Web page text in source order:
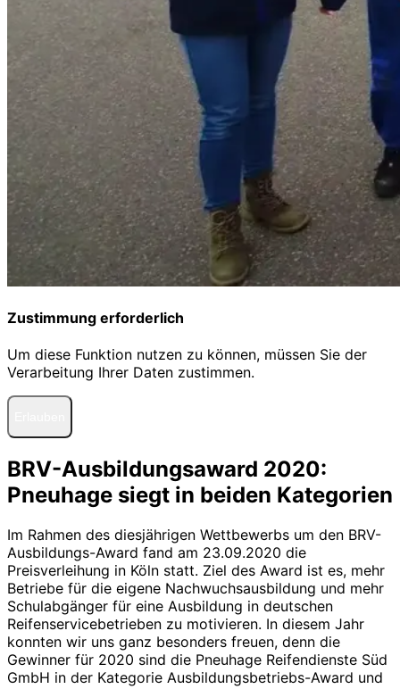
Zustimmung erforderlich
Um diese Funktion nutzen zu können, müssen Sie der
Verarbeitung Ihrer Daten zustimmen.
BRV-Ausbildungsaward 2020:
Pneuhage siegt in beiden Kategorien
Im Rahmen des diesjährigen Wettbewerbs um den BRV-
Ausbildungs-Award fand am 23.09.2020 die
Preisverleihung in Köln statt. Ziel des Award ist es, mehr
Betriebe für die eigene Nachwuchsausbildung und mehr
Schulabgänger für eine Ausbildung in deutschen
Reifenservicebetrieben zu motivieren. In diesem Jahr
konnten wir uns ganz besonders freuen, denn die
Gewinner für 2020 sind die Pneuhage Reifendienste Süd
GmbH in der Kategorie Ausbildungsbetriebs-Award und